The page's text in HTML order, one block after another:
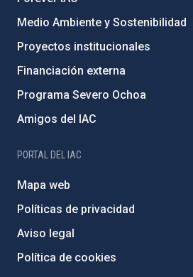
Medio Ambiente y Sostenibilidad
Proyectos institucionales
Financiación externa
Programa Severo Ochoa
Amigos del IAC
PORTAL DEL IAC
Mapa web
Políticas de privacidad
Aviso legal
Política de cookies